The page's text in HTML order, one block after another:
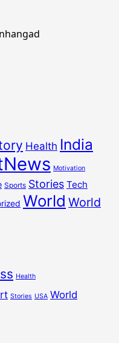
Health India
Motivation
Sports Stories Tech
World World
Health
Stories USA World